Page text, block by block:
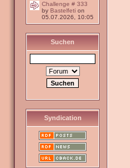
Challenge # 333
by Bastelfeti on
05.07.2026, 10:05
Suchen
Syndication